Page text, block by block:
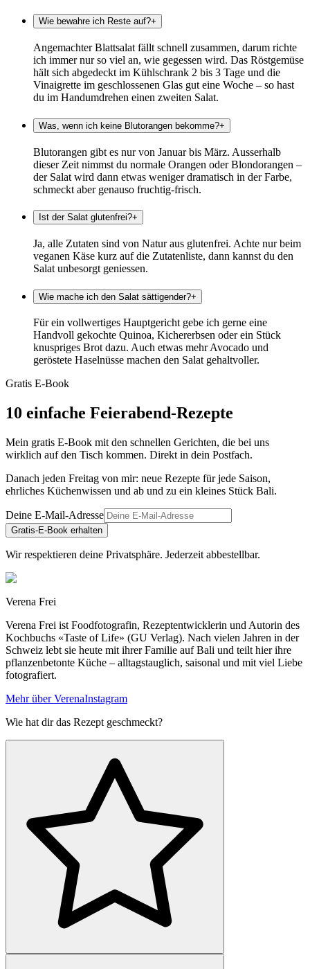
Wie bewahre ich Reste auf?+
Angemachter Blattsalat fällt schnell zusammen, darum richte
ich immer nur so viel an, wie gegessen wird. Das Röstgemüse
hält sich abgedeckt im Kühlschrank 2 bis 3 Tage und die
Vinaigrette im geschlossenen Glas gut eine Woche – so hast
du im Handumdrehen einen zweiten Salat.
Was, wenn ich keine Blutorangen bekomme?+
Blutorangen gibt es nur von Januar bis März. Ausserhalb
dieser Zeit nimmst du normale Orangen oder Blondorangen –
der Salat wird dann etwas weniger dramatisch in der Farbe,
schmeckt aber genauso fruchtig-frisch.
Ist der Salat glutenfrei?+
Ja, alle Zutaten sind von Natur aus glutenfrei. Achte nur beim
veganen Käse kurz auf die Zutatenliste, dann kannst du den
Salat unbesorgt geniessen.
Wie mache ich den Salat sättigender?+
Für ein vollwertiges Hauptgericht gebe ich gerne eine
Handvoll gekochte Quinoa, Kichererbsen oder ein Stück
knuspriges Brot dazu. Auch etwas mehr Avocado und
geröstete Haselnüsse machen den Salat gehaltvoller.
Gratis E-Book
10 einfache Feierabend-Rezepte
Mein gratis E-Book mit den schnellen Gerichten, die bei uns
wirklich auf den Tisch kommen. Direkt in dein Postfach.
Danach jeden Freitag von mir: neue Rezepte für jede Saison,
ehrliches Küchenwissen und ab und zu ein kleines Stück Bali.
Deine E-Mail-Adresse
Gratis-E-Book erhalten
Wir respektieren deine Privatsphäre. Jederzeit abbestellbar.
Verena Frei
Verena Frei ist Foodfotografin, Rezeptentwicklerin und Autorin des
Kochbuchs «Taste of Life» (GU Verlag). Nach vielen Jahren in der
Schweiz lebt sie heute mit ihrer Familie auf Bali und teilt hier ihre
pflanzenbetonte Küche – alltagstauglich, saisonal und mit viel Liebe
fotografiert.
Mehr über VerenaInstagram
Wie hat dir das Rezept geschmeckt?